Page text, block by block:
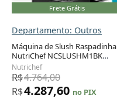
Frete Grátis
Departamento: Outros
Máquina de Slush Raspadinha
NutriChef NCSLUSHM1BK
Preta 1,9L 7 Programas Sem
Gelo Auto Limpeza
Nutrichef
R$4.764,00
R$4.287,60 no PIX